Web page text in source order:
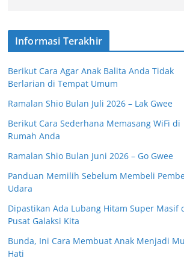
Informasi Terakhir
Berikut Cara Agar Anak Balita Anda Tidak
Berlarian di Tempat Umum
Ramalan Shio Bulan Juli 2026 – Lak Gwee
Berikut Cara Sederhana Memasang WiFi di
Rumah Anda
Ramalan Shio Bulan Juni 2026 – Go Gwee
Panduan Memilih Sebelum Membeli
Udara
Dipastikan Ada Lubang Hitam Super Masif
Pusat Galaksi Kita
Bunda, Ini Cara Membuat Anak Menjadi
Hati